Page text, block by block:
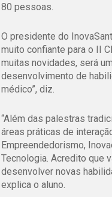
80 pessoas.
O presidente do
muito confiante para o II
muitas novidades, será
desenvolvimento de
médico”, diz.
“Além das palestras
áreas práticas de
Empreendedorismo,
Tecnologia. Acredito que
desenvolver novas
explica o aluno.